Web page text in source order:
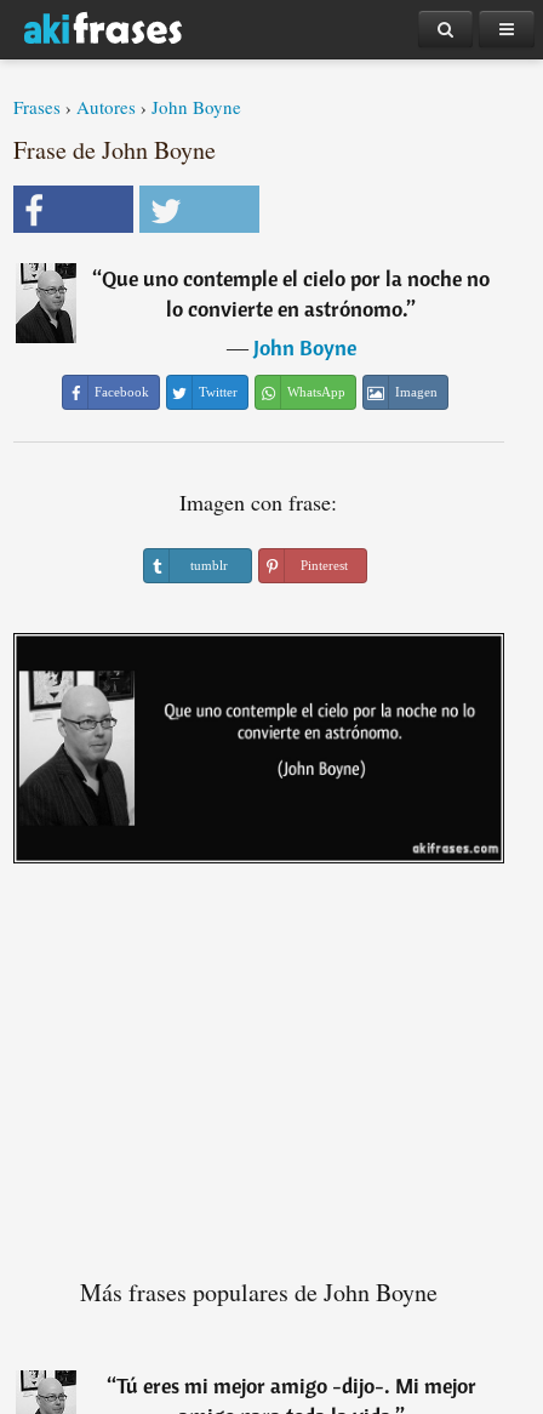
Frases ›Autores ›John Boyne
Frase de John Boyne
“Que uno contemple el cielo por la noche no
lo convierte en astrónomo.”
―John Boyne
Facebook Twitter WhatsApp Imagen
Imagen con frase:
tumblr Pinterest
Más frases populares de John Boyne
“Tú eres mi mejor amigo -dijo-. Mi mejor